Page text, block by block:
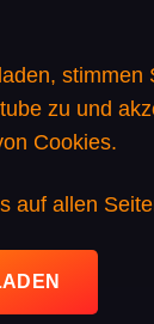
stimmen
zu und
Cookies.
auf allen